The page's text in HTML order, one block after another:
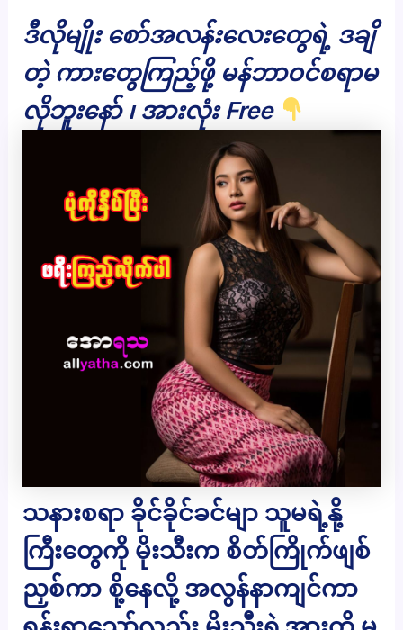
ဒီလိုမျိုး စော်အလန်းလေးတွေရဲ့ ဒချိ
တဲ့ ကားတွေကြည့်ဖို့ မန်ဘာဝင်စရာမ
လိုဘူးနော် ၊ အားလုံး Free
သနားစရာ ခိုင်ခိုင်ခင်မျာ သူမရဲ့နို့
ကြီးတွေကို မိုးသီးက စိတ်ကြိုက်ဖျစ်
ညှစ်ကာ စို့နေလို့ အလွန်နာကျင်ကာ